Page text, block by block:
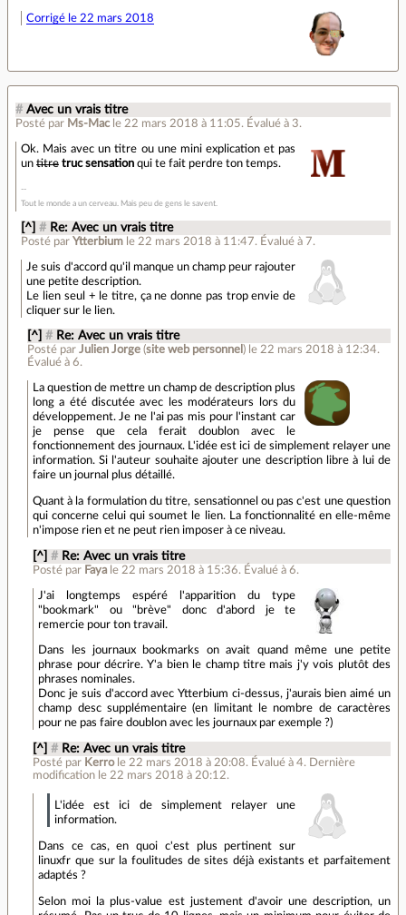
Corrigé le 22 mars 2018
# Avec un vrais titre
Posté par Ms-Mac le 22 mars 2018 à 11:05. Évalué à 3.
Ok. Mais avec un titre ou une mini explication et pas
un titre truc sensation qui te fait perdre ton temps.
Tout le monde a un cerveau. Mais peu de gens le savent.
[^] # Re: Avec un vrais titre
Posté parYtterbium le 22 mars 2018 à 11:47. Évalué à7.
Je suis d'accord qu'il manque un champ peur rajouter
une petite description.
Le lien seul + le titre, ça ne donne pas trop envie de
cliquer sur le lien.
[^] # Re: Avec un vrais titre
Posté par Julien Jorge(site web personnel ) le 22 mars 2018 à 12:34.
Évalué à 6.
La question de mettre un champ de description plus
long a été discutée avec les modérateurs lors du
développement. Je ne l'ai pas mis pour l'instant car
je pense que cela ferait doublon avec le
fonctionnement des journaux. L'idée est ici de simplement relayer une
information. Si l'auteur souhaite ajouter une description libre à lui de
faire un journal plus détaillé.
Quant à la formulation du titre, sensationnel ou pas c'est une question
qui concerne celui qui soumet le lien. La fonctionnalité en elle-même
n'impose rien et ne peut rien imposer à ce niveau.
[^] # Re: Avec un vrais titre
Posté par Faya le 22 mars 2018 à 15:36. Évalué à6.
J'ai longtemps espéré l'apparition du type
"bookmark" ou "brève" donc d'abord je te
remercie pour ton travail.
Dans les journaux bookmarks on avait quand même une petite
phrase pour décrire. Y'a bien le champ titre mais j'y vois plutôt des
phrases nominales.
Donc je suis d'accord avec Ytterbium ci-dessus, j'aurais bien aimé un
champ desc supplémentaire (en limitant le nombre de caractères
pour ne pas faire doublon avec les journaux par exemple ?)
[^] # Re: Avec un vrais titre
Posté par Kerro le 22 mars 2018 à 20:08. Évalué à4. Dernière
modification le 22 mars 2018 à 20:12.
L'idée est ici de simplement relayer une
information.
Dans ce cas, en quoi c'est plus pertinent sur
linuxfr que sur la foulitudes de sites déjà existants et parfaitement
adaptés ?
Selon moi la plus-value est justement d'avoir une description, un